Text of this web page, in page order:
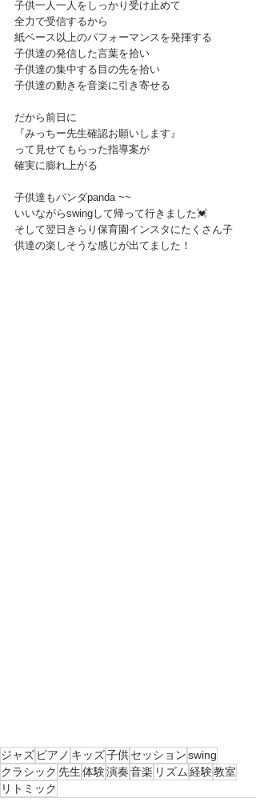
子供一人一人をしっかり受け止めて
全力で受信するから
紙ベース以上のパフォーマンスを発揮する
子供達の発信した言葉を拾い
子供達の集中する目の先を拾い
子供達の動きを音楽に引き寄せる
だから前日に
『みっちー先生確認お願いします』
って見せてもらった指導案が
確実に膨れ上がる
子供達もパンダpanda ~~
いいながらswingして帰って行きました💓
そして翌日きらり保育園インスタにたくさん子
供達の楽しそうな感じが出てました！
ジャズ ピアノ キッズ子供セッションswing
クラシック 先生体験演奏音楽 リズム 経験教室
リトミック